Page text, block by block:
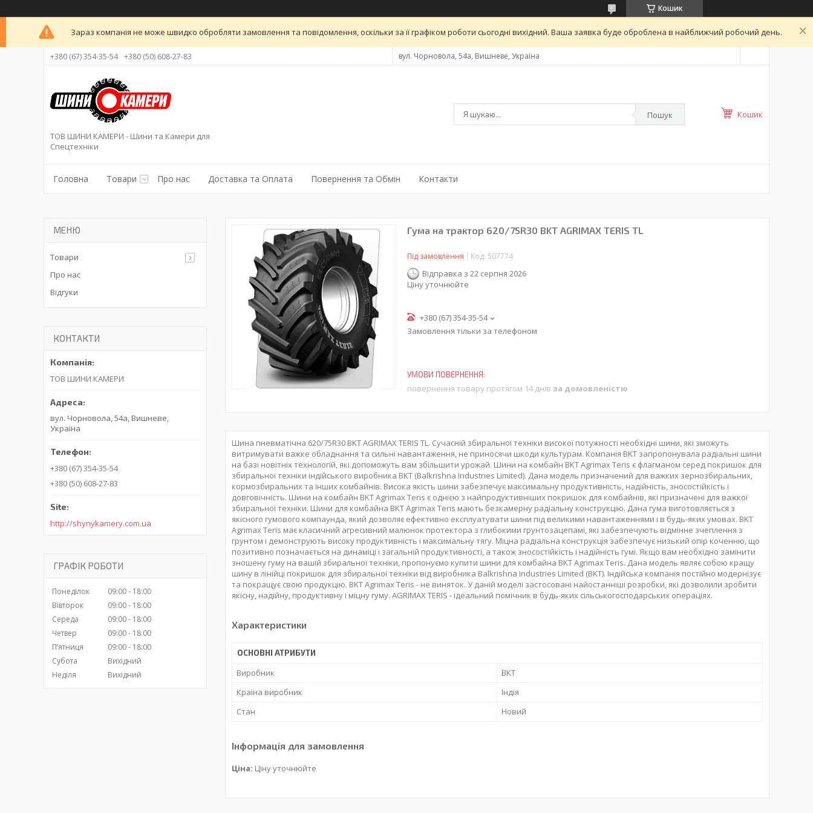
Кошик
Зараз компанія не може швидко обробляти замовлення та повідомлення, оскільки за її графіком роботи сьогодні вихідний. Ваша заявка буде оброблена в найближчий робочий день.
+380 (67) 354-35-54 +380 (50) 608-27-83 вул. Чорновола, 54а, Вишневе, Україна
ТОВ ШИНИ КАМЕРИ - Шини та Камери для
Спецтехніки
Пошук Кошик
Головна Товари Про нас Доставка та Оплата Повернення та Обмін Контакти
Гума на трактор 620/75R30 BKT AGRIMAX TERIS TL
Під замовлення Код: 507774
Відправка з 22 серпня 2026
Ціну уточнюйте
+380 (67) 354-35-54
Замовлення тільки за телефоном
повернення товару протягом 14 днів за домовленістю
Шина пневматічна 620/75R30 BKT AGRIMAX TERIS TL. Сучасній збиральної техніки високої потужності необхідні шини, які зможуть
витримувати важке обладнання та сильні навантаження, не приносячи шкоди культурам. Компанія BKT запропонувала радіальні шини
на базі новітніх технологій, які допоможуть вам збільшити урожай. Шини на комбайн BKT Agrimax Teris є флагманом серед покришок для
збиральної техніки індійського виробника BKT (Balkrishna Industries Limited). Дана модель призначений для важких зернозбиральних,
кормозбиральних та інших комбайнів. Висока якість шини забезпечує максимальну продуктивність, надійність, зносостійкість і
довговічність. Шини на комбайн BKT Agrimax Teris є однією з найпродуктивніших покришок для комбайнів, які призначені для важкої
збиральної техніки. Шини для комбайна BKT Agrimax Teris мають безкамерну радіальну конструкцію. Дана гума виготовляється з
якісного гумового компаунда, який дозволяє ефективно експлуатувати шини під великими навантаженнями і в будь-яких умовах. BKT
Agrimax Teris має класичний агресивний малюнок протектора з глибокими грунтозацепамі, які забезпечують відмінне зчеплення з
грунтом і демонструють високу продуктивність і максимальну тягу. Міцна радіальна конструкція забезпечує низький опір коченню, що
позитивно позначається на динаміці і загальній продуктивності, а також зносостійкість і надійність гумі. Якщо вам необхідно замінити
зношену гуму на вашій збиральної техніки, пропонуємо купити шини для комбайна BKT Agrimax Teris. Дана модель являє собою кращу
шину в лінійці покришок для збиральної техніки від виробника Balkrishna Industries Limited (BKT). Індійська компанія постійно модернізує
та покращує свою продукцію. BKT Agrimax Teris - не виняток. У даній моделі застосовані найостанніші розробки, які дозволили зробити
якісну, надійну, продуктивну і міцну гуму. AGRIMAX TERIS - ідеальний помічник в будь-яких сільськогосподарських операціях.
Характеристики
ОСНОВНІ АТРИБУТИ
Виробник
BKT
Країна виробник
Індія
Стан
Новий
Інформація для замовлення
Ціна: Ціну уточнюйте
Товари
Про нас
Відгуки
КОНТАКТИ
ТОВ ШИНИ КАМЕРИ
вул. Чорновола, 54а, Вишневе,
Україна
+380 (67) 354-35-54
+380 (50) 608-27-83
http://shynykamery.com.ua
ГРАФІК РОБОТИ
Понеділок 09:00
18:00
Вівторок
09:00
18:00
Середа
09:00
18:00
Четвер
09:00
18:00
Пʼятниця
09:00
18:00
Субота
Вихідний
Неділя
Вихідний